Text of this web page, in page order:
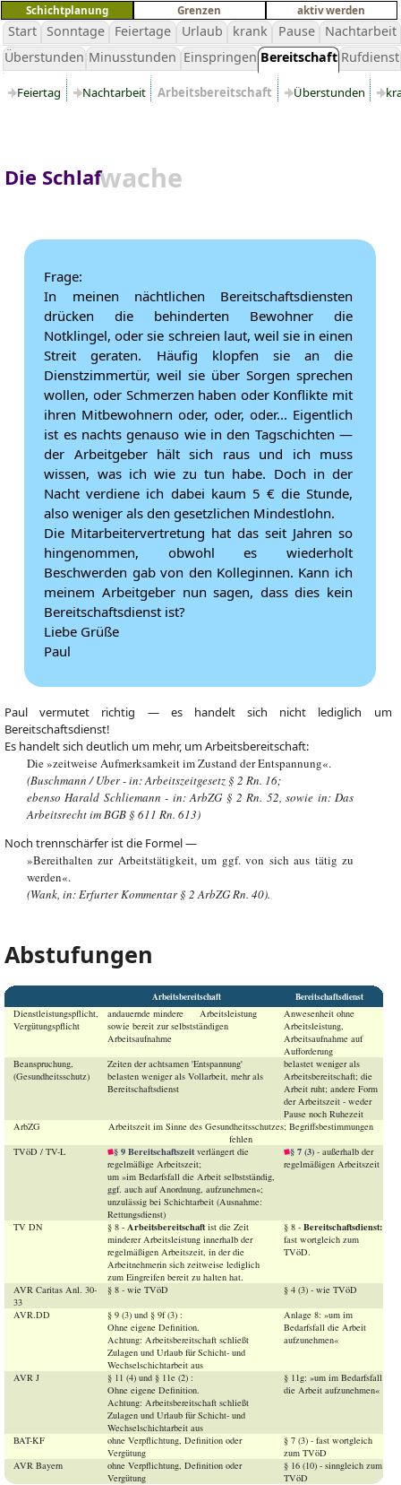
Schichtplanung Grenzen aktiv werden
Start Sonntage Feiertage Urlaub krank Pause
Nachtarbeit
Überstunden Minusstunden Einspringen Bereitschaft Rufdienst
Feiertag Nachtarbeit Arbeitsbereitschaft Überstunden
Die Schlafwache
Frage:
In meinen nächtlichen Bereitschaftsdiensten
drücken die behinderten Bewohner die
Notklingel, oder sie schreien laut, weil sie in einen
Streit geraten. Häufig klopfen sie an die
Dienstzimmertür, weil sie über Sorgen sprechen
wollen, oder Schmerzen haben oder Konflikte mit
ihren Mitbewohnern oder, oder, oder... Eigentlich
ist es nachts genauso wie in den Tagschichten —
der Arbeitgeber hält sich raus und ich muss
wissen, was ich wie zu tun habe. Doch in der
Nacht verdiene ich dabei kaum 5 € die Stunde,
also weniger als den gesetzlichen Mindestlohn.
Die Mitarbeitervertretung hat das seit Jahren so
hingenommen, obwohl es wiederholt
Beschwerden gab von den Kolleginnen. Kann ich
meinem Arbeitgeber nun sagen, dass dies kein
Bereitschaftsdienst ist?
Liebe Grüße
Paul
Paul vermutet richtig — es handelt sich nicht lediglich um
Bereitschaftsdienst!
Es handelt sich deutlich um mehr, um Arbeitsbereitschaft:
Die »zeitweise Aufmerksamkeit im Zustand der Entspannung«.
(Buschmann / Uber - in: Arbeitszeitgesetz § 2 Rn. 16;
ebenso Harald Schliemann - in: ArbZG § 2 Rn. 52, sowie in: Das
Arbeitsrecht im BGB § 611 Rn. 613)
Noch trennschärfer ist die Formel —
»Bereithalten zur Arbeitstätigkeit, um ggf. von sich aus tätig zu
werden«.
(Wank, in: Erfurter Kommentar § 2 ArbZG Rn. 40).
Abstufungen
Arbeitsbereitschaft Bereitschaftsdienst
Dienstleistungspflicht,
Vergütungspflicht
andauernde mindere Arbeitsleistung
sowie bereit zur selbstständigen
Arbeitsaufnahme
Anwesenheit ohne
Arbeitsleistung,
Arbeitsaufnahme auf
Aufforderung
Beanspruchung,
(Gesundheitsschutz)
Zeiten der achtsamen 'Entspannung'
belasten weniger als Vollarbeit, mehr als
Bereitschaftsdienst
belastet weniger als
Arbeitsbereitschaft; die
Arbeit ruht; andere Form
der Arbeitszeit - weder
Pause noch Ruhezeit
ArbZG
Arbeitszeit im Sinne des Gesundheitsschutzes; Begriffsbestimmungen
fehlen
TVöD / TV-L
§ 9 Bereitschaftszeit verlängert die
regelmäßige Arbeitszeit;
um »im Bedarfsfall die Arbeit selbstständig,
ggf. auch auf Anordnung, aufzunehmen«;
unzulässig bei Schichtarbeit (Ausnahme:
Rettungsdienst)
§ 7 (3) - außerhalb der
regelmäßigen Arbeitszeit
TV DN § 8 - Arbeitsbereitschaft ist die Zeit
minderer Arbeitsleistung innerhalb der
regelmäßigen Arbeitszeit, in der die
Arbeitnehmerin sich zeitweise lediglich
zum Eingreifen bereit zu halten hat.
§ 8 - Bereitschaftsdienst:
fast wortgleich zum
TVöD.
AVR Caritas Anl. 30-
33
§ 8 - wie TVöD
§ 4 (3) - wie TVöD
AVR.DD
§ 9 (3) und § 9f (3) :
Ohne eigene Definition.
Achtung: Arbeitsbereitschaft schließt
Zulagen und Urlaub für Schicht- und
Wechselschichtarbeit aus
Anlage 8: »um im
Bedarfsfall die Arbeit
aufzunehmen«
AVR J
§ 11 (4) und § 11e (2) :
Ohne eigene Definition.
Achtung: Arbeitsbereitschaft schließt
Zulagen und Urlaub für Schicht- und
Wechselschichtarbeit aus
§ 11g: »um im Bedarfsfall
die Arbeit aufzunehmen«
BAT-KF
ohne Verpflichtung, Definition oder
Vergütung
§ 7 (3) - fast wortgleich
zum TVöD
AVR Bayern
ohne Verpflichtung, Definition oder
Vergütung
§ 16 (10) - sinngleich zum
TVöD